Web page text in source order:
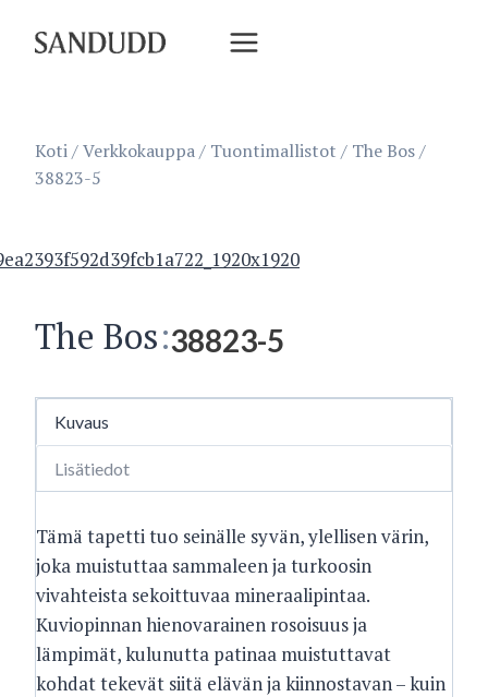
sisältöön
Koti/Verkkokauppa/ Tuontimallistot / The Bos/
38823-5
The Bos:38823-5
Kuvaus
Lisätiedot
Tämä tapetti tuo seinälle syvän, ylellisen värin,
joka muistuttaa sammaleen ja turkoosin
vivahteista sekoittuvaa mineraalipintaa.
Kuviopinnan hienovarainen rosoisuus ja
lämpimät, kulunutta patinaa muistuttavat
kohdat tekevät siitä elävän ja kiinnostavan – kuin